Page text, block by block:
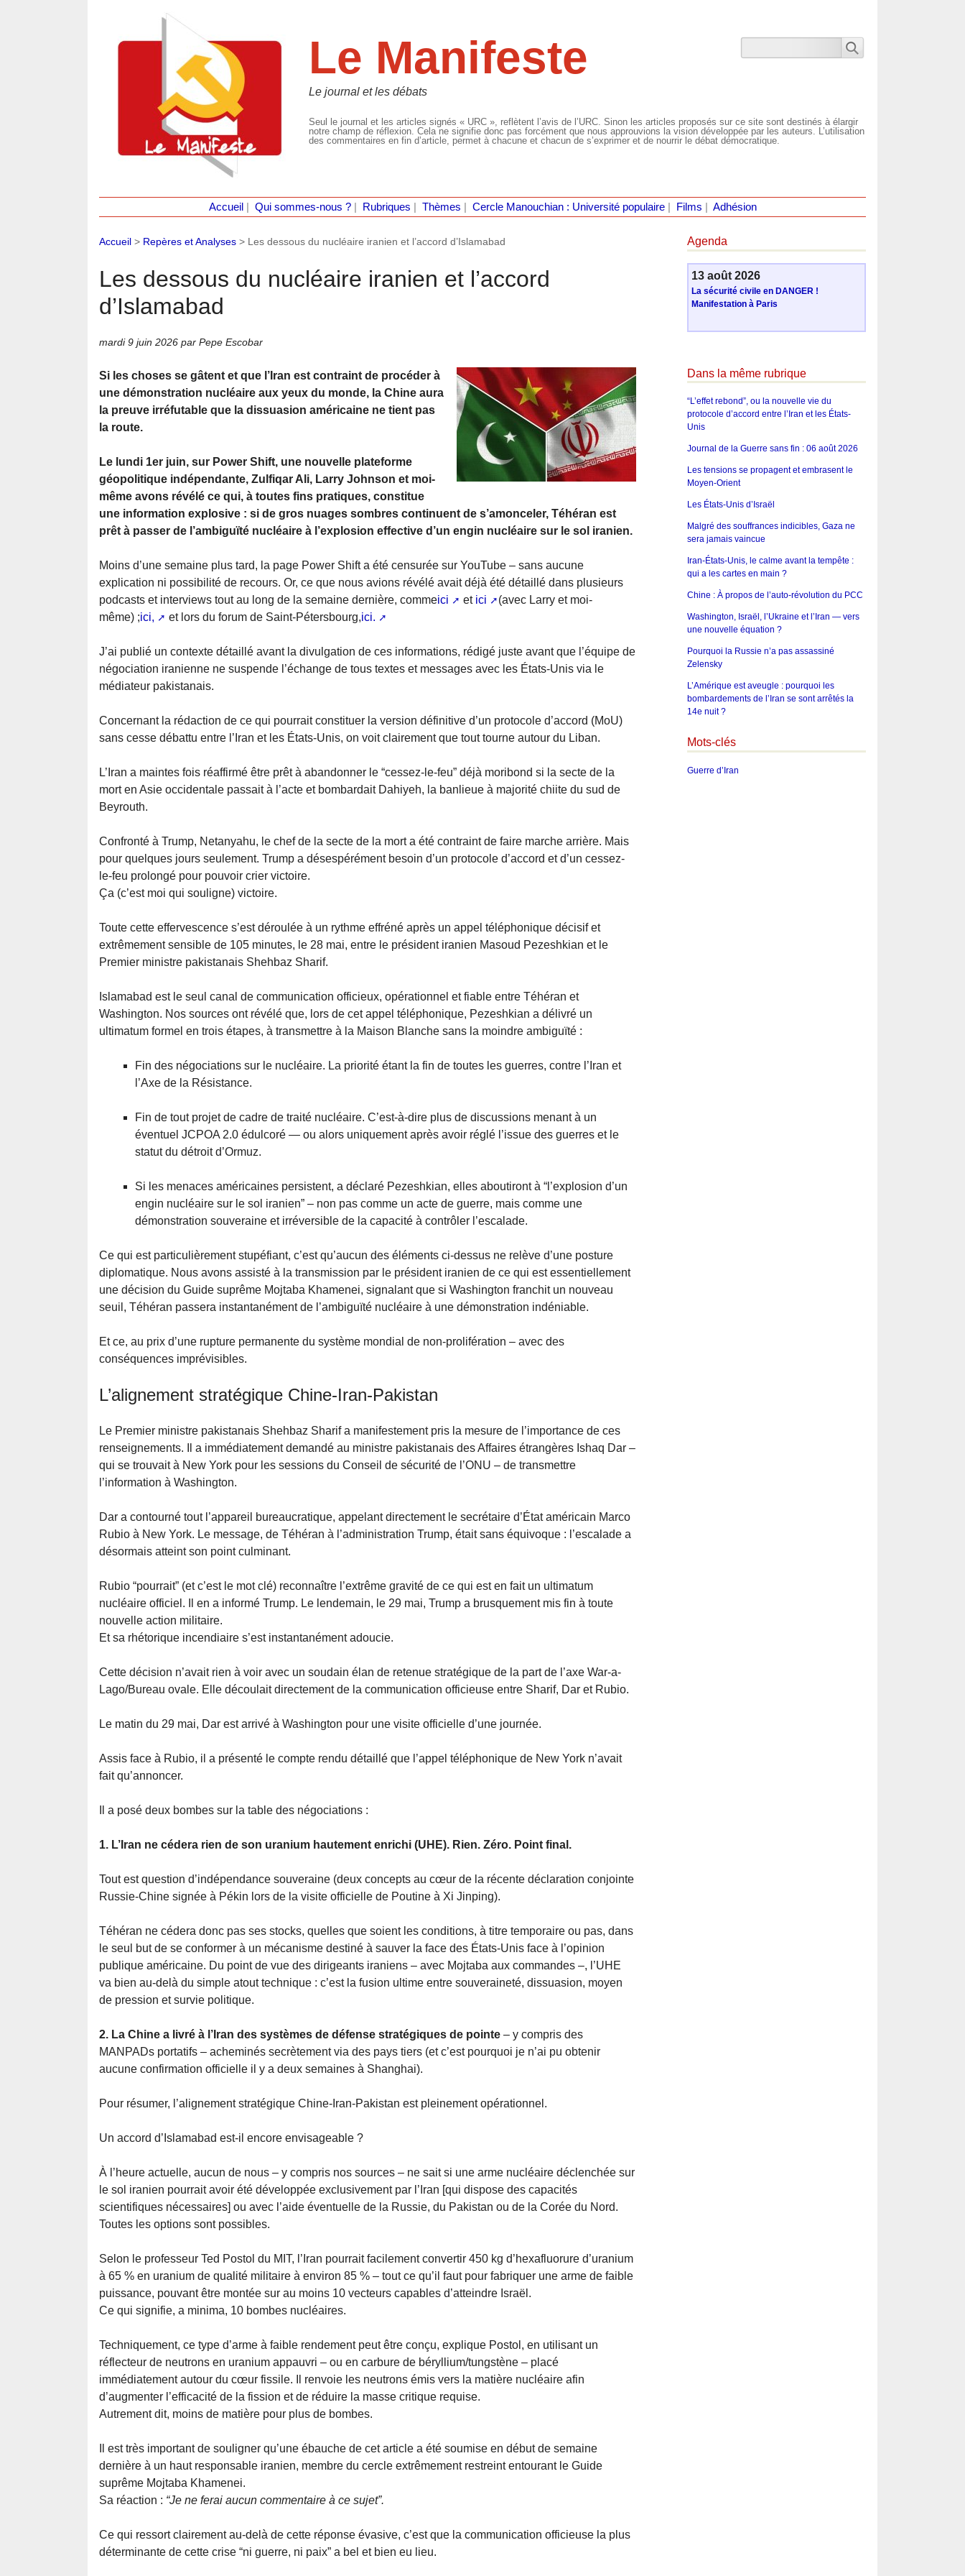
Le Manifeste
Le journal et les débats
Seul le journal et les articles signés « URC », reflètent l’avis de l’URC. Sinon les articles proposés sur ce site sont destinés à élargir
notre champ de réflexion. Cela ne signifie donc pas forcément que nous approuvions la vision développée par les auteurs. L’utilisation
des commentaires en fin d’article, permet à chacune et chacun de s’exprimer et de nourrir le débat démocratique.
Accueil Qui sommes-nous ?| Rubriques Thèmes Cercle Manouchian : Université populaire| Films Adhésion
Accueil > Repères et Analyses > Les dessous du nucléaire iranien et l’accord d’Islamabad
Les dessous du nucléaire iranien et l’accord
d’Islamabad
mardi 9 juin 2026 par Pepe Escobar
Si les choses se gâtent et que l’Iran est contraint de procéder à
une démonstration nucléaire aux yeux du monde, la Chine aura
la preuve irréfutable que la dissuasion américaine ne tient pas
la route.
Le lundi 1er juin, sur Power Shift, une nouvelle plateforme
géopolitique indépendante, Zulfiqar Ali, Larry Johnson et moi-
même avons révélé ce qui, à toutes fins pratiques, constitue
une information explosive : si de gros nuages sombres continuent de s’amonceler, Téhéran est
prêt à passer de l’ambiguïté nucléaire à l’explosion effective d’un engin nucléaire sur le sol iranien.
Moins d’une semaine plus tard, la page Power Shift a été censurée sur YouTube – sans aucune
explication ni possibilité de recours. Or, ce que nous avions révélé avait déjà été détaillé dans plusieurs
podcasts et interviews tout au long de la semaine dernière, commeici et ici
(avec Larry et moi-
même) ;ici, et lors du forum de Saint-Pétersbourg,ici.
J’ai publié un contexte détaillé avant la divulgation de ces informations, rédigé juste avant que l’équipe de
négociation iranienne ne suspende l’échange de tous textes et messages avec les États-Unis via le
médiateur pakistanais.
Concernant la rédaction de ce qui pourrait constituer la version définitive d’un protocole d’accord (MoU)
sans cesse débattu entre l’Iran et les États-Unis, on voit clairement que tout tourne autour du Liban.
L’Iran a maintes fois réaffirmé être prêt à abandonner le “cessez-le-feu” déjà moribond si la secte de la
mort en Asie occidentale passait à l’acte et bombardait Dahiyeh, la banlieue à majorité chiite du sud de
Beyrouth.
Confronté à Trump, Netanyahu, le chef de la secte de la mort a été contraint de faire marche arrière. Mais
pour quelques jours seulement. Trump a désespérément besoin d’un protocole d’accord et d’un cessez-
le-feu prolongé pour pouvoir crier victoire.
Ça (c’est moi qui souligne) victoire.
Toute cette effervescence s’est déroulée à un rythme effréné après un appel téléphonique décisif et
extrêmement sensible de 105 minutes, le 28 mai, entre le président iranien Masoud Pezeshkian et le
Premier ministre pakistanais Shehbaz Sharif.
Islamabad est le seul canal de communication officieux, opérationnel et fiable entre Téhéran et
Washington. Nos sources ont révélé que, lors de cet appel téléphonique, Pezeshkian a délivré un
ultimatum formel en trois étapes, à transmettre à la Maison Blanche sans la moindre ambiguïté :
Fin des négociations sur le nucléaire. La priorité étant la fin de toutes les guerres, contre l’Iran et
l’Axe de la Résistance.
Fin de tout projet de cadre de traité nucléaire. C’est-à-dire plus de discussions menant à un
éventuel JCPOA 2.0 édulcoré — ou alors uniquement après avoir réglé l’issue des guerres et le
statut du détroit d’Ormuz.
Si les menaces américaines persistent, a déclaré Pezeshkian, elles aboutiront à “l’explosion d’un
engin nucléaire sur le sol iranien” – non pas comme un acte de guerre, mais comme une
démonstration souveraine et irréversible de la capacité à contrôler l’escalade.
Ce qui est particulièrement stupéfiant, c’est qu’aucun des éléments ci-dessus ne relève d’une posture
diplomatique. Nous avons assisté à la transmission par le président iranien de ce qui est essentiellement
une décision du Guide suprême Mojtaba Khamenei, signalant que si Washington franchit un nouveau
seuil, Téhéran passera instantanément de l’ambiguïté nucléaire à une démonstration indéniable.
Et ce, au prix d’une rupture permanente du système mondial de non-prolifération – avec des
conséquences imprévisibles.
L’alignement stratégique Chine-Iran-Pakistan
Le Premier ministre pakistanais Shehbaz Sharif a manifestement pris la mesure de l’importance de ces
renseignements. Il a immédiatement demandé au ministre pakistanais des Affaires étrangères Ishaq Dar –
qui se trouvait à New York pour les sessions du Conseil de sécurité de l’ONU – de transmettre
l’information à Washington.
Dar a contourné tout l’appareil bureaucratique, appelant directement le secrétaire d’État américain Marco
Rubio à New York. Le message, de Téhéran à l’administration Trump, était sans équivoque : l’escalade a
désormais atteint son point culminant.
Rubio “pourrait” (et c’est le mot clé) reconnaître l’extrême gravité de ce qui est en fait un ultimatum
nucléaire officiel. Il en a informé Trump. Le lendemain, le 29 mai, Trump a brusquement mis fin à toute
nouvelle action militaire.
Et sa rhétorique incendiaire s’est instantanément adoucie.
Cette décision n’avait rien à voir avec un soudain élan de retenue stratégique de la part de l’axe War-a-
Lago/Bureau ovale. Elle découlait directement de la communication officieuse entre Sharif, Dar et Rubio.
Le matin du 29 mai, Dar est arrivé à Washington pour une visite officielle d’une journée.
Assis face à Rubio, il a présenté le compte rendu détaillé que l’appel téléphonique de New York n’avait
fait qu’annoncer.
Il a posé deux bombes sur la table des négociations :
1. L’Iran ne cédera rien de son uranium hautement enrichi (UHE). Rien. Zéro. Point final.
Tout est question d’indépendance souveraine (deux concepts au cœur de la récente déclaration conjointe
Russie-Chine signée à Pékin lors de la visite officielle de Poutine à Xi Jinping).
Téhéran ne cédera donc pas ses stocks, quelles que soient les conditions, à titre temporaire ou pas, dans
le seul but de se conformer à un mécanisme destiné à sauver la face des États-Unis face à l’opinion
publique américaine. Du point de vue des dirigeants iraniens – avec Mojtaba aux commandes –, l’UHE
va bien au-delà du simple atout technique : c’est la fusion ultime entre souveraineté, dissuasion, moyen
de pression et survie politique.
2. La Chine a livré à l’Iran des systèmes de défense stratégiques de pointe – y compris des
MANPADs portatifs – acheminés secrètement via des pays tiers (et c’est pourquoi je n’ai pu obtenir
aucune confirmation officielle il y a deux semaines à Shanghai).
Pour résumer, l’alignement stratégique Chine-Iran-Pakistan est pleinement opérationnel.
Un accord d’Islamabad est-il encore envisageable ?
À l’heure actuelle, aucun de nous – y compris nos sources – ne sait si une arme nucléaire déclenchée sur
le sol iranien pourrait avoir été développée exclusivement par l’Iran [qui dispose des capacités
scientifiques nécessaires] ou avec l’aide éventuelle de la Russie, du Pakistan ou de la Corée du Nord.
Toutes les options sont possibles.
Selon le professeur Ted Postol du MIT, l’Iran pourrait facilement convertir 450 kg d’hexafluorure d’uranium
à 65 % en uranium de qualité militaire à environ 85 % – tout ce qu’il faut pour fabriquer une arme de faible
puissance, pouvant être montée sur au moins 10 vecteurs capables d’atteindre Israël.
Ce qui signifie, a minima, 10 bombes nucléaires.
Techniquement, ce type d’arme à faible rendement peut être conçu, explique Postol, en utilisant un
réflecteur de neutrons en uranium appauvri – ou en carbure de béryllium/tungstène – placé
immédiatement autour du cœur fissile. Il renvoie les neutrons émis vers la matière nucléaire afin
d’augmenter l’efficacité de la fission et de réduire la masse critique requise.
Autrement dit, moins de matière pour plus de bombes.
Il est très important de souligner qu’une ébauche de cet article a été soumise en début de semaine
dernière à un haut responsable iranien, membre du cercle extrêmement restreint entourant le Guide
suprême Mojtaba Khamenei.
Sa réaction : “Je ne ferai aucun commentaire à ce sujet”.
Ce qui ressort clairement au-delà de cette réponse évasive, c’est que la communication officieuse la plus
déterminante de cette crise “ni guerre, ni paix” a bel et bien eu lieu.
Agenda
13 août 2026
La sécurité civile en DANGER !
Manifestation à Paris
Dans la même rubrique
“L’effet rebond”, ou la nouvelle vie du
protocole d’accord entre l’Iran et les États-
Unis
Journal de la Guerre sans fin : 06 août 2026
Les tensions se propagent et embrasent le
Moyen-Orient
Les États-Unis d’Israël
Malgré des souffrances indicibles, Gaza ne
sera jamais vaincue
Iran-États-Unis, le calme avant la tempête :
qui a les cartes en main ?
Chine : À propos de l’auto-révolution du PCC
Washington, Israël, l’Ukraine et l’Iran — vers
une nouvelle équation ?
Pourquoi la Russie n’a pas assassiné
Zelensky
L’Amérique est aveugle : pourquoi les
bombardements de l’Iran se sont arrêtés la
14e nuit ?
Mots-clés
Guerre d’Iran